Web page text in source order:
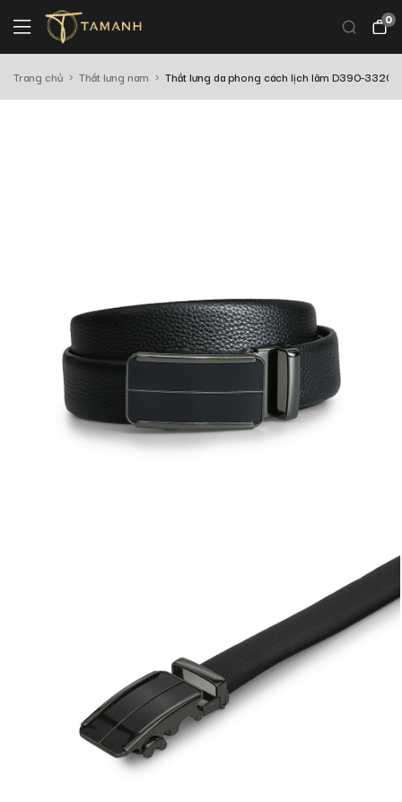
0
Trang chủ Thắt lưng nam Thắt lưng da phong cách lịch lãm D390-